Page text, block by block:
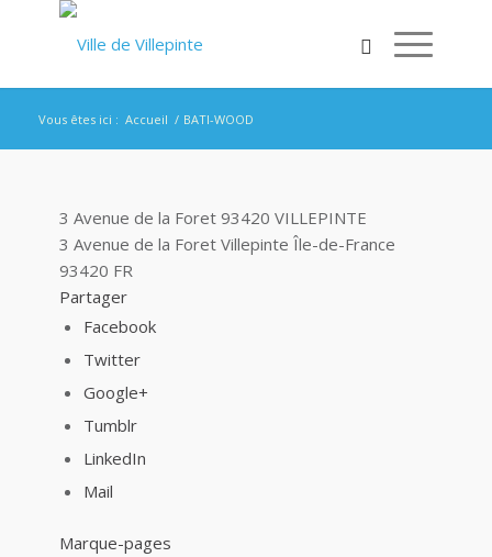
Vous êtes ici : Accueil / BATI-WOOD
3 Avenue de la Foret 93420 VILLEPINTE
3 Avenue de la Foret Villepinte Île-de-France
93420 FR
Partager
Facebook
Twitter
Google+
Tumblr
LinkedIn
Mail
Marque-pages